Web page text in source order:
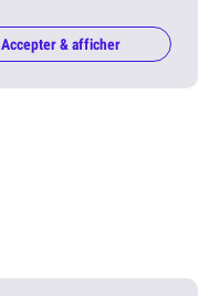
Accepter & afficher